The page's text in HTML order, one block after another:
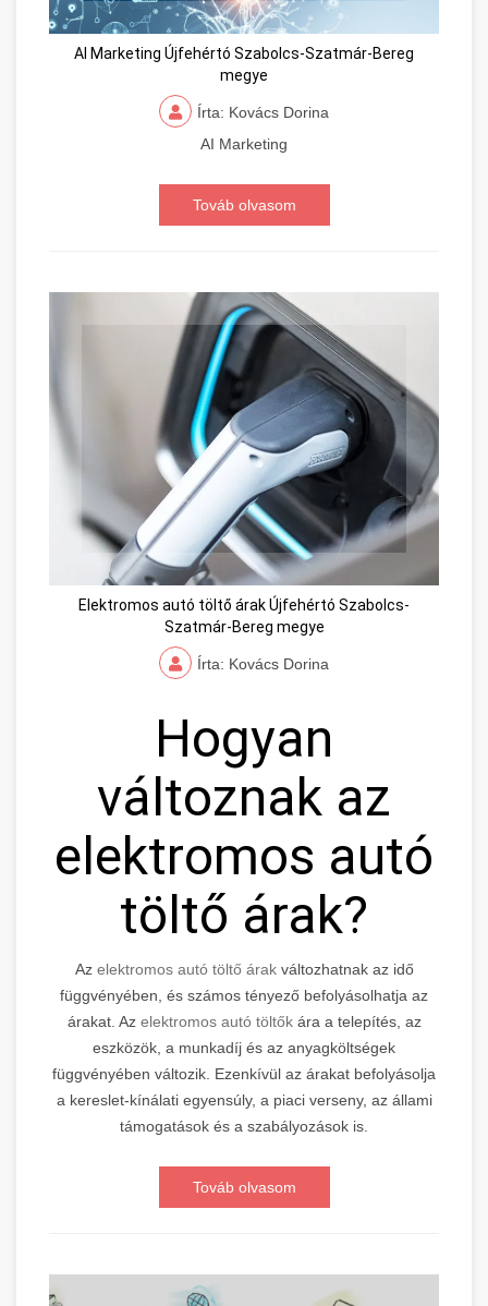
AI Marketing Újfehértó Szabolcs-Szatmár-Bereg
megye
Írta: Kovács Dorina
AI Marketing
Továb olvasom
Elektromos autó töltő árak Újfehértó Szabolcs-
Szatmár-Bereg megye
Írta: Kovács Dorina
Hogyan
változnak az
elektromos autó
töltő árak?
Az elektromos autó töltő árakváltozhatnak az idő
függvényében, és számos tényező befolyásolhatja az
árakat. Az elektromos autó töltőkára a telepítés, az
eszközök, a munkadíj és az anyagköltségek
függvényében változik. Ezenkívül az árakat befolyásolja
a kereslet-kínálati egyensúly, a piaci verseny, az állami
támogatások és a szabályozások is.
Továb olvasom